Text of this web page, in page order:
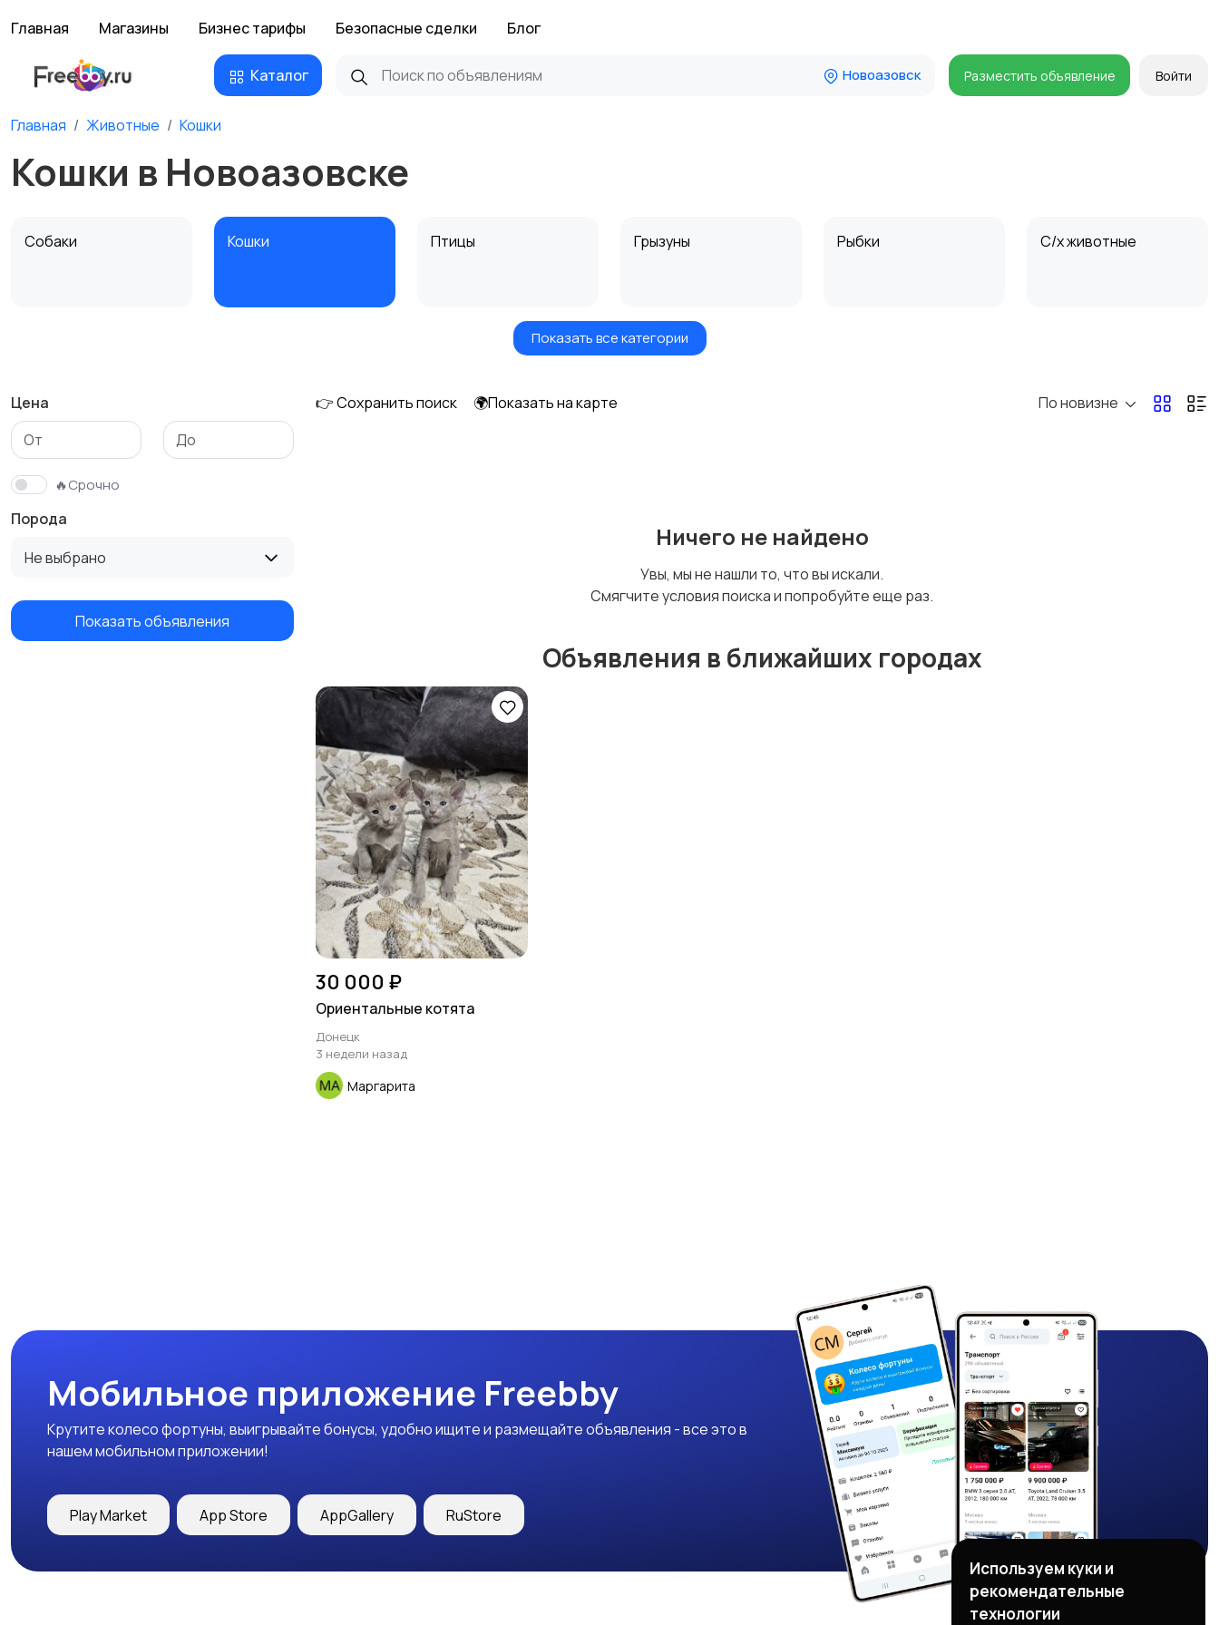
Главная Магазины Бизнес тарифы Безопасные сделки Блог
Каталог Новоазовск Разместить объявление Войти
Главная Животные Кошки
Кошки в Новоазовске
Собаки Кошки Птицы Грызуны Рыбки С/х животные
АквариумистикаПоказать все категории
Цена
🔥Срочно
Порода
Не выбрано
Показать объявления
👉 Сохранить поиск 🌍Показать на карте По новизне
Ничего не найдено
Увы, мы не нашли то, что вы искали.
Смягчите условия поиска и попробуйте еще раз.
Объявления в ближайших городах
30 000 ₽
Ориентальные котята
Донецк
3 недели назад
Маргарита
Мобильное приложение Freebby
Крутите колесо фортуны, выигрывайте бонусы, удобно ищите и размещайте объявления - все это в
нашем мобильном приложении!
Play Market App Store AppGallery RuStore
Используем куки и
рекомендательные
технологии